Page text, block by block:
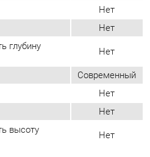
Нет
Нет
первым своим мнением.